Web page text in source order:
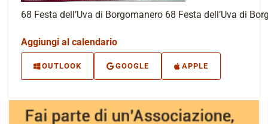
68 Festa dell’Uva di Borgomanero 68 Festa dell’Uva di
Aggiungi al calendario
OUTLOOK GOOGLE APPLE